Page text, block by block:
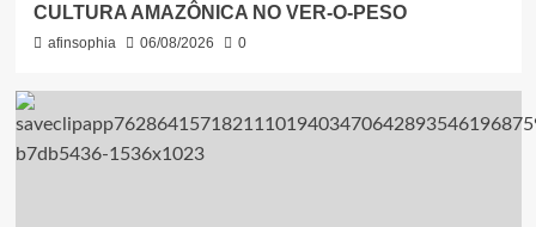
CULTURA AMAZÔNICA NO VER-O-PESO
afinsophia 06/08/2026 0